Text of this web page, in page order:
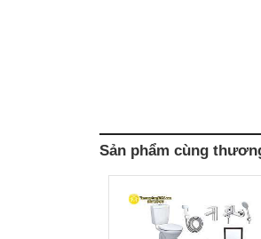
Sản phẩm cùng